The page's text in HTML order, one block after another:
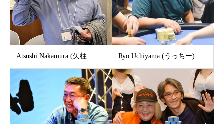
Atsushi Nakamura (矢柱... Ryo Uchiyama (うっちー)